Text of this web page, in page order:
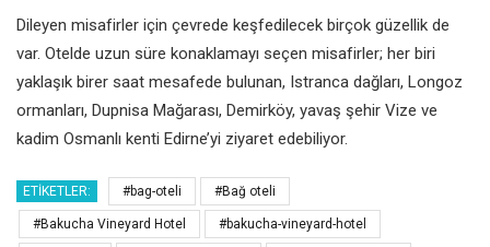
Dileyen misafirler için çevrede keşfedilecek birçok güzellik de
var. Otelde uzun süre konaklamayı seçen misafirler; her biri
yaklaşık birer saat mesafede bulunan, Istranca dağları, Longoz
ormanları, Dupnisa Mağarası, Demirköy, yavaş şehir Vize ve
kadim Osmanlı kenti Edirne’yi ziyaret edebiliyor.
ETIKETLER: #bag-oteli #Bağ oteli
#Bakucha Vineyard Hotel #bakucha-vineyard-hotel